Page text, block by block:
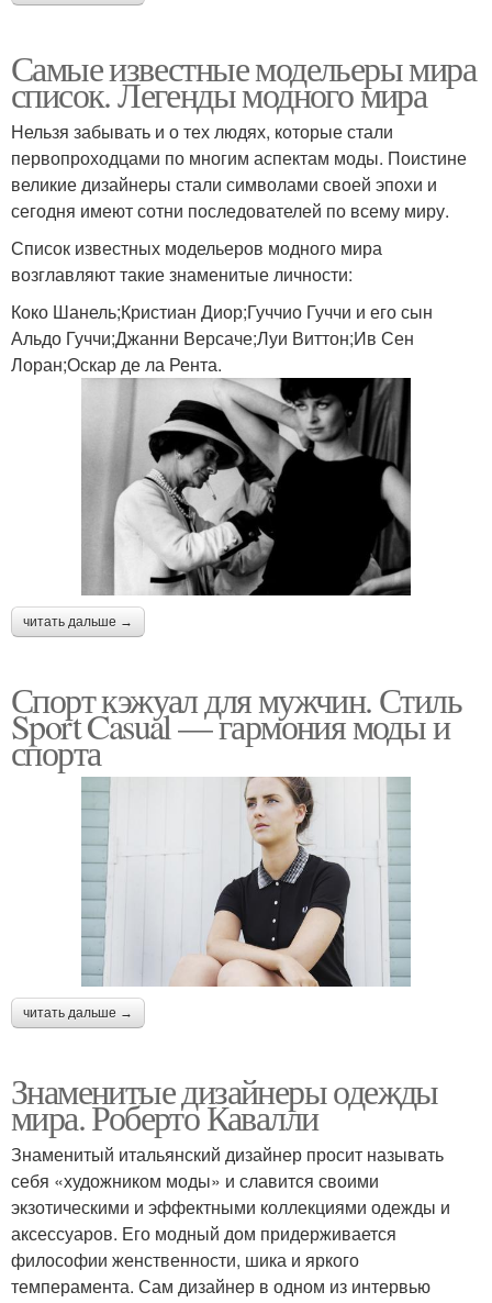
Самые известные модельеры мира
список. Легенды модного мира
Нельзя забывать и о тех людях, которые стали
первопроходцами по многим аспектам моды. Поистине
великие дизайнеры стали символами своей эпохи и
сегодня имеют сотни последователей по всему миру.
Список известных модельеров модного мира
возглавляют такие знаменитые личности:
Коко Шанель;Кристиан Диор;Гуччио Гуччи и его сын
Альдо Гуччи;Джанни Версаче;Луи Виттон;Ив Сен
Лоран;Оскар де ла Рента.
читать дальше →
Спорт кэжуал для мужчин. Стиль
Sport Casual — гармония моды и
спорта
читать дальше →
Знаменитые дизайнеры одежды
мира. Роберто Кавалли
Знаменитый итальянский дизайнер просит называть
себя «художником моды» и славится своими
экзотическими и эффектными коллекциями одежды и
аксессуаров. Его модный дом придерживается
философии женственности, шика и яркого
темперамента. Сам дизайнер в одном из интервью